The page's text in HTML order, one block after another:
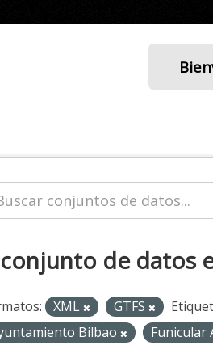
de datos
XML GTFS
Bilbao
Funicular